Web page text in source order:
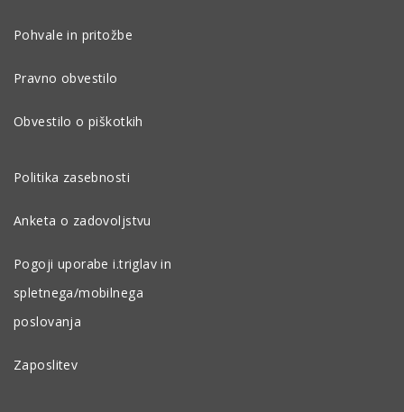
Pohvale in pritožbe
Pravno obvestilo
Obvestilo o piškotkih
Politika zasebnosti
Anketa o zadovoljstvu
Pogoji uporabe i.triglav in
spletnega/mobilnega
poslovanja
Zaposlitev